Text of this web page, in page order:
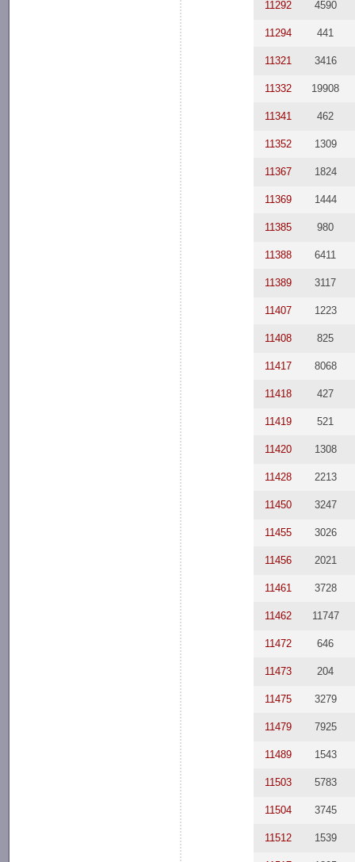
11292 4590
11294 441
11321 3416
11332 19908
11341 462
11352 1309
11367 1824
11369 1444
11385 980
11388 6411
11389 3117
11407 1223
11408 825
11417 8068
11418 427
11419 521
11420 1308
11428 2213
11450 3247
11455 3026
11456 2021
11461 3728
11462 11747
11472 646
11473 204
11475 3279
11479 7925
11489 1543
11503 5783
11504 3745
11512 1539